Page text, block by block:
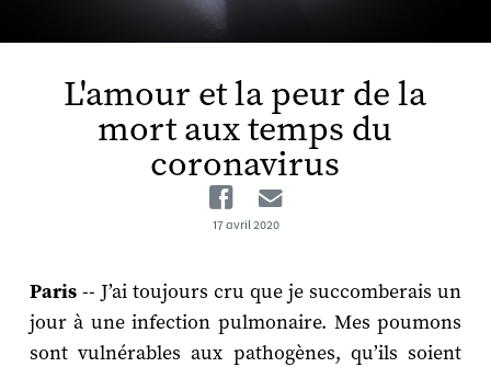
L'amour et la peur de la
mort aux temps du
coronavirus
Facebook
17 avril 2020
Paris-- J’ai toujours cru que je succomberais un
jour à une infection pulmonaire. Mes poumons
sont vulnérables aux pathogènes, qu’ils soient